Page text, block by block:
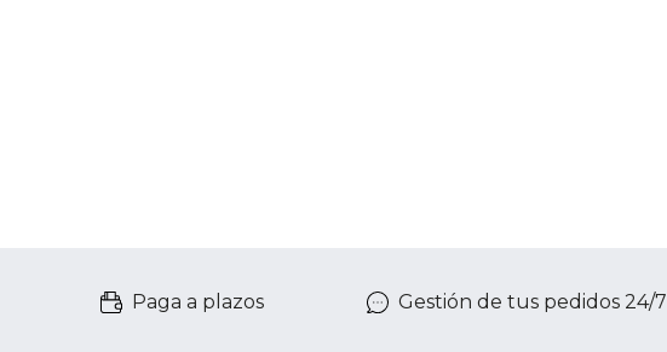
Paga a plazos Gestión de tus pedidos 24/7